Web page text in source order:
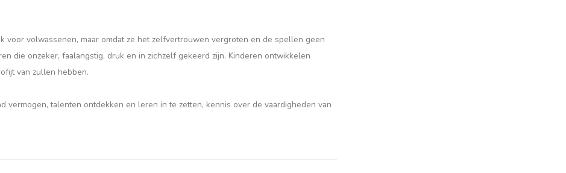
volwassenen, maar omdat ze het zelfvertrouwen vergroten en de spellen geen
die onzeker, faalangstig, druk en in zichzelf gekeerd zijn. Kinderen ontwikkelen
van zullen hebben.
vermogen, talenten ontdekken en leren in te zetten, kennis over de vaardigheden van